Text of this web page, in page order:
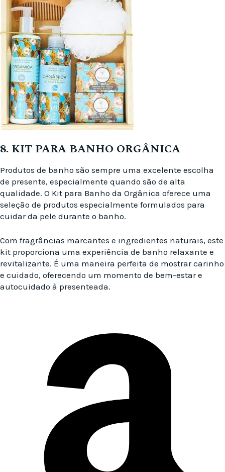
8. KIT PARA BANHO ORGÂNICA
Produtos de banho são sempre uma excelente escolha
de presente, especialmente quando são de alta
qualidade. O Kit para Banho da Orgânica oferece uma
seleção de produtos especialmente formulados para
cuidar da pele durante o banho.
Com fragrâncias marcantes e ingredientes naturais, este
kit proporciona uma experiência de banho relaxante e
revitalizante. É uma maneira perfeita de mostrar carinho
e cuidado, oferecendo um momento de bem-estar e
autocuidado à presenteada.